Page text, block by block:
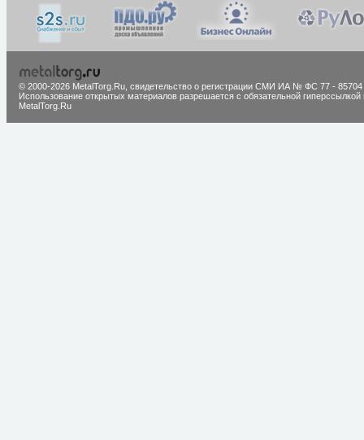
© 2000-2026 MetalTorg.Ru, cвидетельство о регистрации СМИ ИА № ФС 77 - 85704
Использование открытых материалов разрешается с обязательной гиперссылкой
MetalTorg.Ru